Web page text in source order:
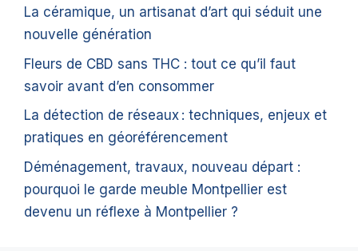
La céramique, un artisanat d’art qui séduit une
nouvelle génération
Fleurs de CBD sans THC : tout ce qu’il faut
savoir avant d’en consommer
La détection de réseaux : techniques, enjeux et
pratiques en géoréférencement
Déménagement, travaux, nouveau départ :
pourquoi le garde meuble Montpellier est
devenu un réflexe à Montpellier ?